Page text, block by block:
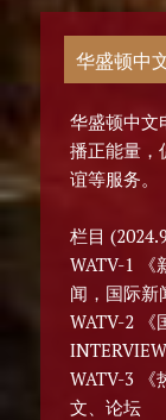
华盛顿中
华盛顿中文
播正能量，
谊等服务。
栏目
WATV-1 《
闻，国际新
WATV-2 《
WATV-3 《
文、论坛